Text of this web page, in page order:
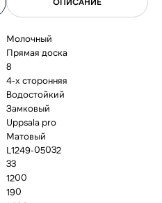
Молочный
Прямая доска
8
4-х сторонняя
Водостойкий
Замковый
Uppsala pro
Матовый
L1249-05032
33
1200
190